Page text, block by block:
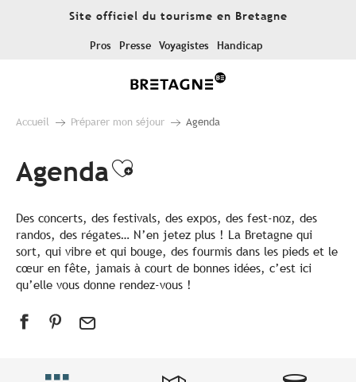
Site officiel du tourisme en Bretagne
Pros Presse Voyagistes Handicap
Accueil Préparer mon séjour Agenda
AgendaAjouter aux favoris
Des concerts, des festivals, des expos, des fest-noz, des
randos, des régates… N’en jetez plus ! La Bretagne qui
sort, qui vibre et qui bouge, des fourmis dans les pieds et le
cœur en fête, jamais à court de bonnes idées, c’est ici
qu’elle vous donne rendez-vous !